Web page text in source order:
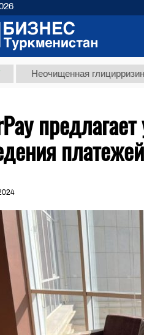
глицирризиновая